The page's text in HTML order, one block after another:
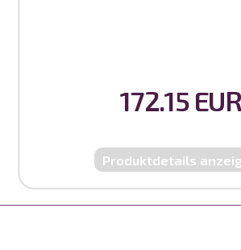
172.15 EUR
Produktdetails